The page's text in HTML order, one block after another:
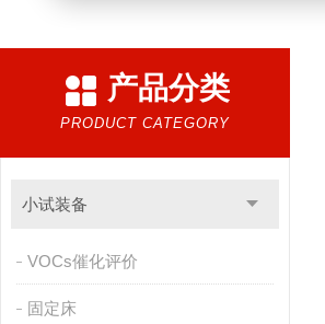
产品分类
PRODUCT CATEGORY
小试装备
VOCs催化评价
固定床